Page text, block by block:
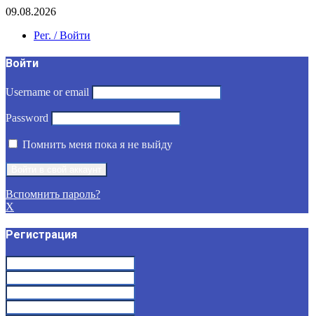
09.08.2026
Рег. / Войти
Войти
Username or email
Password
Помнить меня пока я не выйду
Вспомнить пароль?
X
Регистрация